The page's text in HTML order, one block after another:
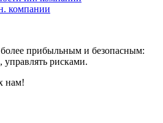
компании
прибыльным и безопасным:
управлять рисками.
нам!